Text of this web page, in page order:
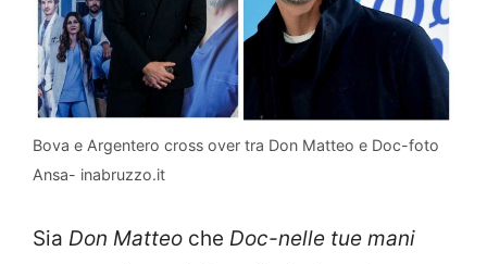
Bova e Argentero cross over tra Don Matteo e Doc-foto
Ansa- inabruzzo.it
Sia Don Matteo che Doc-nelle tue mani